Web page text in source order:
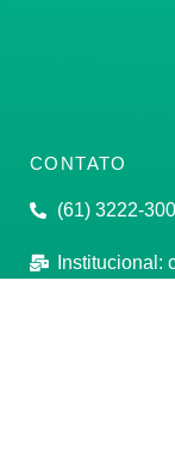
CONTATO
(61) 3222-
Institucional: